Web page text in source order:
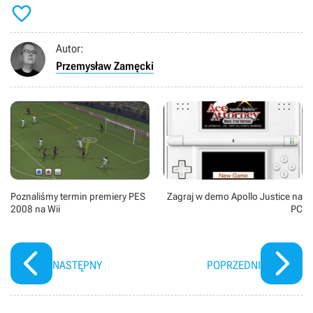

Autor:
Przemysław Zamęcki
Poznaliśmy termin premiery PES
2008 na Wii
NASTĘPNY
Zagraj w demo Apollo Justice na
PC
POPRZEDNI